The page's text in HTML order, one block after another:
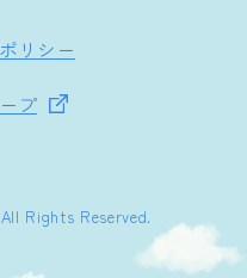
リシー
プ
Rights Reserved.